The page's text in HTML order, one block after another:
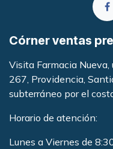
Córner ventas
Visita Farmacia
267, Providencia,
subterráneo por el
Horario de atención:
Lunes a Viernes de